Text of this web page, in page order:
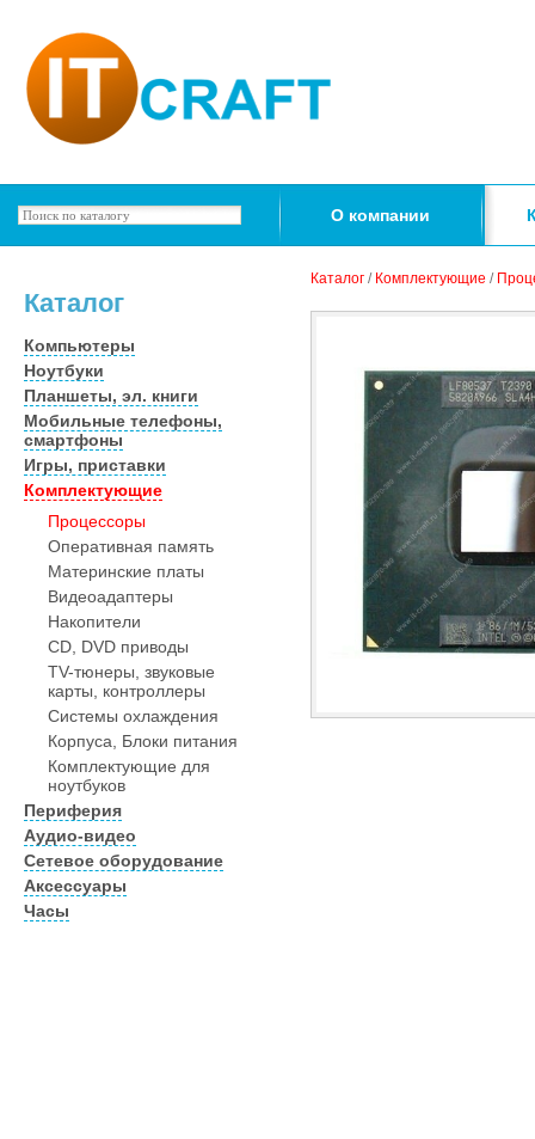
О компании
Каталог
Компьютеры
Ноутбуки
Планшеты, эл. книги
Мобильные телефоны,
смартфоны
Игры, приставки
Комплектующие
Процессоры
Оперативная память
Материнские платы
Видеоадаптеры
Накопители
CD, DVD приводы
TV-тюнеры, звуковые
карты, контроллеры
Системы охлаждения
Корпуса, Блоки питания
Комплектующие для
ноутбуков
Периферия
Аудио-видео
Сетевое оборудование
Аксессуары
Часы
Каталог / Комплектующие /